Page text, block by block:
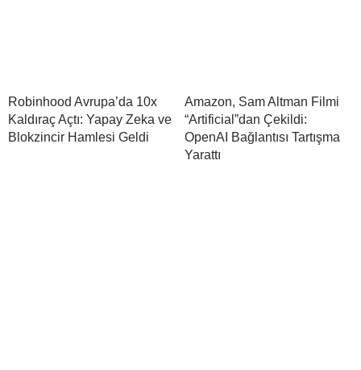
Robinhood Avrupa’da 10x
Kaldıraç Açtı: Yapay Zeka ve
Blokzincir Hamlesi Geldi
Amazon, Sam Altman Filmi
“Artificial”dan Çekildi:
OpenAI Bağlantısı Tartışma
Yarattı